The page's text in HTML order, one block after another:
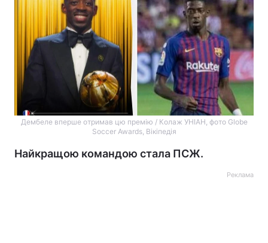
Дембеле вперше отримав цю премію / Колаж УНІАН, фото Globe
Soccer Awards, Вікіпедія
Найкращою командою стала ПСЖ.
Реклама